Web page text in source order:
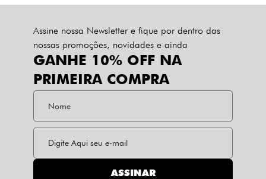
Assine nossa Newsletter e fique por dentro das
nossas promoções, novidades e ainda
GANHE 10% OFF NA
PRIMEIRA COMPRA
ASSINAR